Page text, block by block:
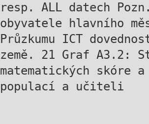
resp. ALL datech
obyvatele hlavního
Průzkumu ICT
země. 21 Graf A3.2:
matematických skóre
populací a učiteli